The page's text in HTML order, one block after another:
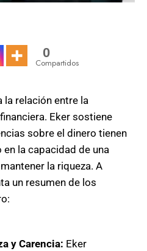
0
Compartidos
la relación entre la
Eker sostiene
sobre el dinero tienen
la capacidad de una
la riqueza. A
un resumen de los
y Carencia: Eker